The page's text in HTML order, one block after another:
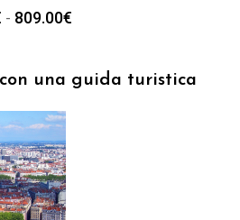
- 809.00€
una guida turistica